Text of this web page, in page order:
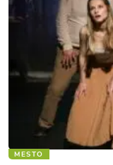
MESTO